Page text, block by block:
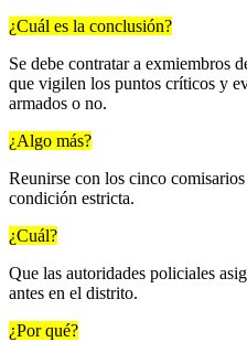
¿Cuál es la conclusión?
Se debe contratar a exmiembros
que vigilen los puntos críticos y
armados o no.
¿Algo más?
Reunirse con los cinco
condición estricta.
¿Cuál?
Que las autoridades policiales
antes en el distrito.
¿Por qué?